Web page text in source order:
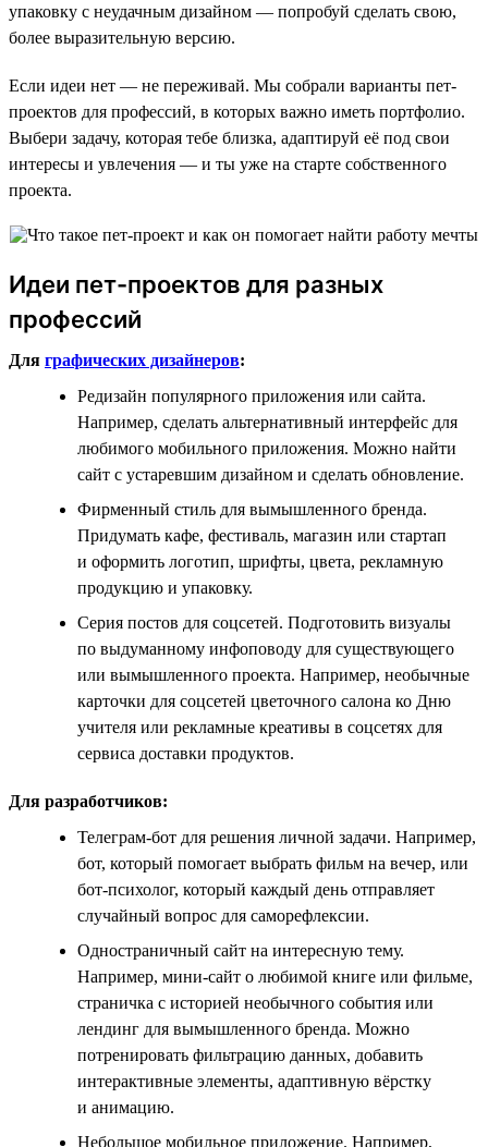
упаковку с неудачным дизайном — попробуй сделать свою,
более выразительную версию.
Если идеи нет — не переживай. Мы собрали варианты пет-
проектов для профессий, в которых важно иметь портфолио.
Выбери задачу, которая тебе близка, адаптируй её под свои
интересы и увлечения — и ты уже на старте собственного
проекта.
Идеи пет-проектов для разных
профессий
Для графических дизайнеров:
Редизайн популярного приложения или сайта.
Например, сделать альтернативный интерфейс для
любимого мобильного приложения. Можно найти
сайт с устаревшим дизайном и сделать обновление.
Фирменный стиль для вымышленного бренда.
Придумать кафе, фестиваль, магазин или стартап
и оформить логотип, шрифты, цвета, рекламную
продукцию и упаковку.
Серия постов для соцсетей. Подготовить визуалы
по выдуманному инфоповоду для существующего
или вымышленного проекта. Например, необычные
карточки для соцсетей цветочного салона ко Дню
учителя или рекламные креативы в соцсетях для
сервиса доставки продуктов.
Для разработчиков:
Телеграм-бот для решения личной задачи. Например,
бот, который помогает выбрать фильм на вечер, или
бот-психолог, который каждый день отправляет
случайный вопрос для саморефлексии.
Одностраничный сайт на интересную тему.
Например, мини-сайт о любимой книге или фильме,
страничка с историей необычного события или
лендинг для вымышленного бренда. Можно
потренировать фильтрацию данных, добавить
интерактивные элементы, адаптивную вёрстку
и анимацию.
Небольшое мобильное приложение. Например,